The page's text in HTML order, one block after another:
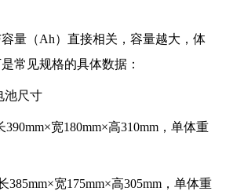
量（Ah）直接相关，容量越大，体
常见规格的具体数据：
池尺寸
宽180mm×高310mm，单体重
385mm×宽175mm×高305mm，单体重